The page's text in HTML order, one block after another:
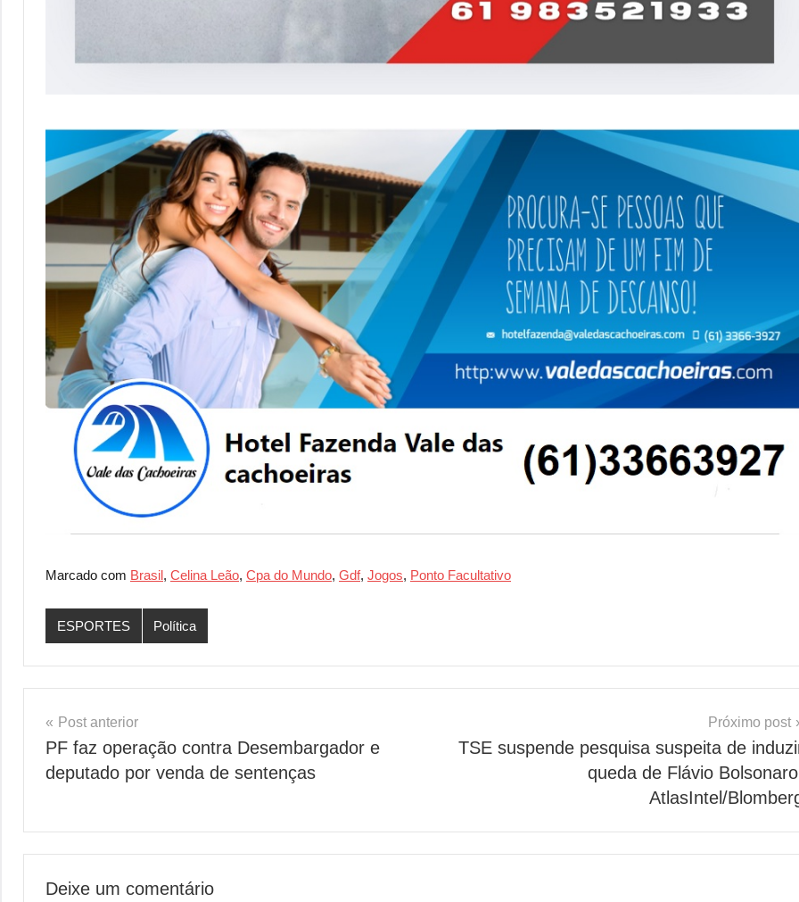
Marcado com Brasil, Celina Leão, Cpa do Mundo, Gdf, Jogos, Ponto Facultativo
ESPORTES Política
Navegação
de
Post
Post anterior
PF faz operação contra Desembargador e
deputado por venda de sentenças
Próximo post
TSE suspende pesquisa suspeita de
queda de Flávio
AtlasIntel/
Deixe um comentário